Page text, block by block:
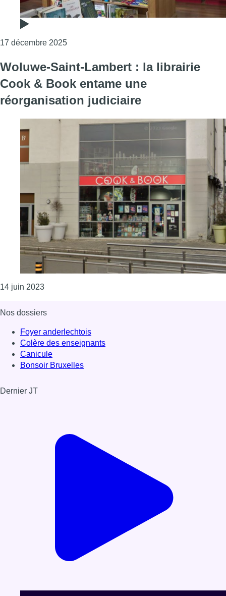
17 décembre 2025Consulter l'article "La librairie Le Rat
Woluwe-Saint-Lambert : la librairie
Cook & Book entame une
réorganisation judiciaire
14 juin 2023Consulter l'article "Woluwe-Saint-Lambert : la
Nos dossiers
Foyer anderlechtois
Colère des enseignants
Canicule
Bonsoir Bruxelles
Dernier JT